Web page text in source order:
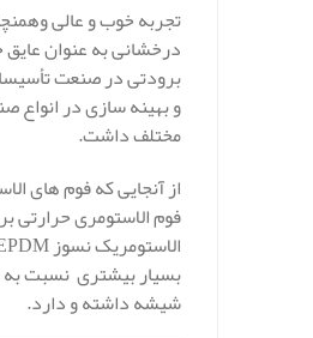
تجربه خوب و عالی
درخشانی به عنوان عایق
برودتی در صنعت
و بهینه سازی در انواع
مختلف داشت.
از آنجایی که فوم های
فوم الاستومری حرارتی
بسیار بیشتری نسبت
شیشه داشته و دارد.